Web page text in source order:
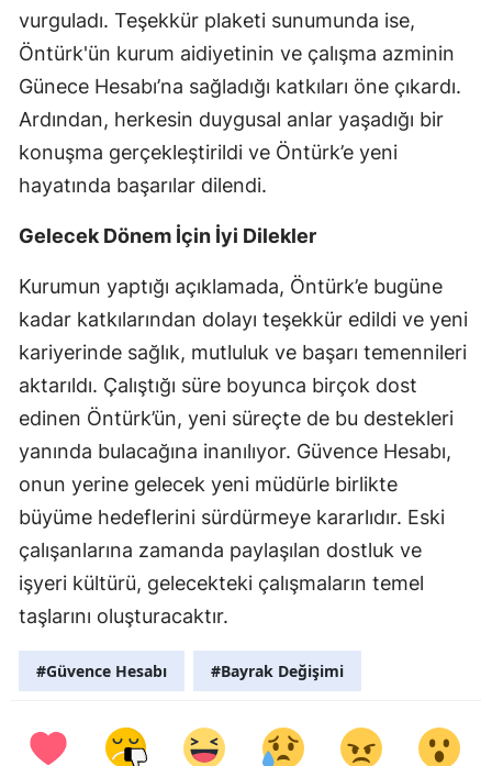
Kütahya
Malatya
Manisa
Kahramanmaraş
Nevşehir
Niğde
Ordu
Rize
Sakarya
Samsun
Sinop
Tekirdağ
vurguladı. Teşekkür plaketi sunumunda ise,
Öntürk'ün kurum aidiyetinin ve çalışma azminin
Günece Hesabı’na sağladığı katkıları öne çıkardı.
Ardından, herkesin duygusal anlar yaşadığı bir
konuşma gerçekleştirildi ve Öntürk’e yeni
hayatında başarılar dilendi.
Gelecek Dönem İçin İyi Dilekler
Kurumun yaptığı açıklamada, Öntürk’e bugüne
kadar katkılarından dolayı teşekkür edildi ve yeni
kariyerinde sağlık, mutluluk ve başarı temennileri
aktarıldı. Çalıştığı süre boyunca birçok dost
edinen Öntürk’ün, yeni süreçte de bu destekleri
yanında bulacağına inanılıyor. Güvence Hesabı,
onun yerine gelecek yeni müdürle birlikte
büyüme hedeflerini sürdürmeye kararlıdır. Eski
çalışanlarına zamanda paylaşılan dostluk ve
işyeri kültürü, gelecekteki çalışmaların temel
taşlarını oluşturacaktır.
#Güvence Hesabı #Bayrak Değişimi